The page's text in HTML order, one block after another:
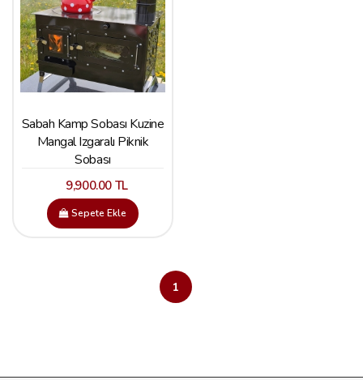
Sabah Kamp Sobası Kuzine
Mangal Izgaralı Piknik
Sobası
9,900.00 TL
Sepete Ekle
1